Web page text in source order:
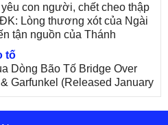
con người, chết cheo thập
Lòng thương xót của Ngài
tận nguồn của Thánh
tố
Dòng Bão Tố Bridge Over
Garfunkel (Released January
Vũ Đức Nghiêm Trình Bày: